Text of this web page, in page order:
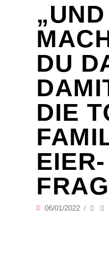
DU
DIE
EIER-
06/01/2022